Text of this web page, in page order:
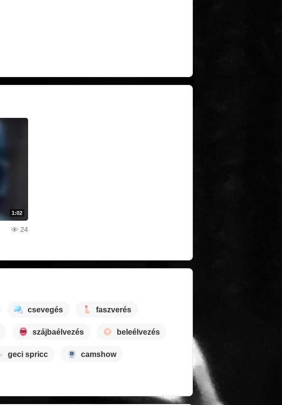
1:02
24
csevegés faszverés
szájbaélvezés beleélvezés
geci spricc camshow